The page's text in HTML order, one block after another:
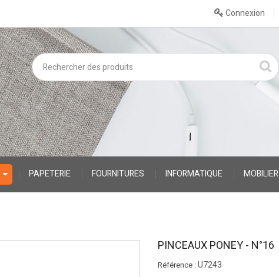
Connexion
PAPETERIE FOURNITURES INFORMATIQUE MOBILIER
PINCEAUX PONEY - N°16
Référence :U7243